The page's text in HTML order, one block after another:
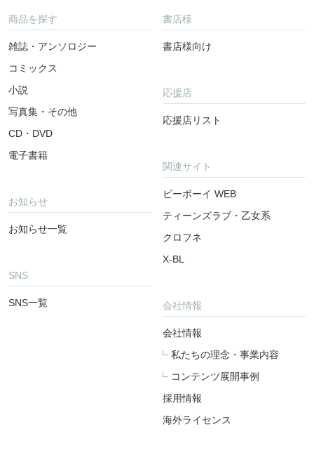
商品を探す
雑誌・アンソロジー
コミックス
小説
写真集・その他
CD・DVD
電子書籍
お知らせ
お知らせ一覧
SNS
SNS一覧
書店様
書店様向け
応援店
応援店リスト
関連サイト
ビーボーイ WEB
ティーンズラブ・乙女系
クロフネ
X-BL
会社情報
会社情報
私たちの理念・事業内容
コンテンツ展開事例
採用情報
海外ライセンス